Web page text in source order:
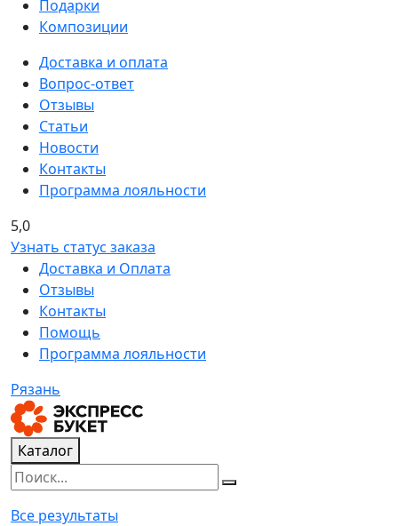
Подарки
Композиции
Доставка и оплата
Вопрос-ответ
Отзывы
Статьи
Новости
Контакты
Программа лояльности
5,0
Узнать статус заказа
Доставка и Оплата
Отзывы
Контакты
Помощь
Программа лояльности
Рязань
Каталог
Все результаты